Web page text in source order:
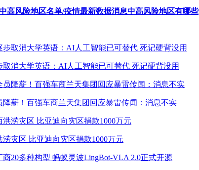
高风险地区名单/疫情最新数据消息中高风险地区有哪些
消大学英语：AI人工智能已可替代 死记硬背没用
降薪！百强车商兰天集团回应暴雷传闻：消息不实
灾区 比亚迪向灾区捐款1000万元